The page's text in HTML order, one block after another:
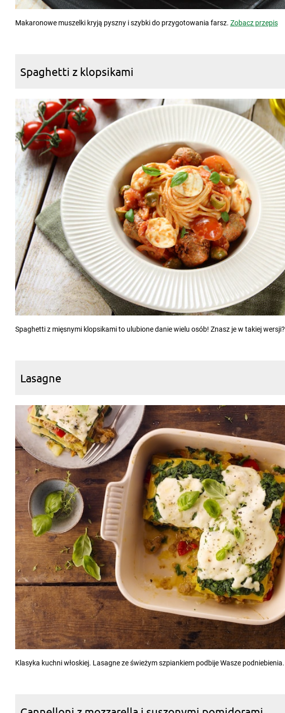
Makaronowe muszelki kryją pyszny i szybki do przygotowania farsz. Zobacz przepis
Spaghetti z klopsikami
Spaghetti z mięsnymi klopsikami to ulubione danie wielu osób! Znasz je w takiej wersji?
Lasagne
Klasyka kuchni włoskiej. Lasagne ze świeżym szpiankiem podbije Wasze podniebienia.